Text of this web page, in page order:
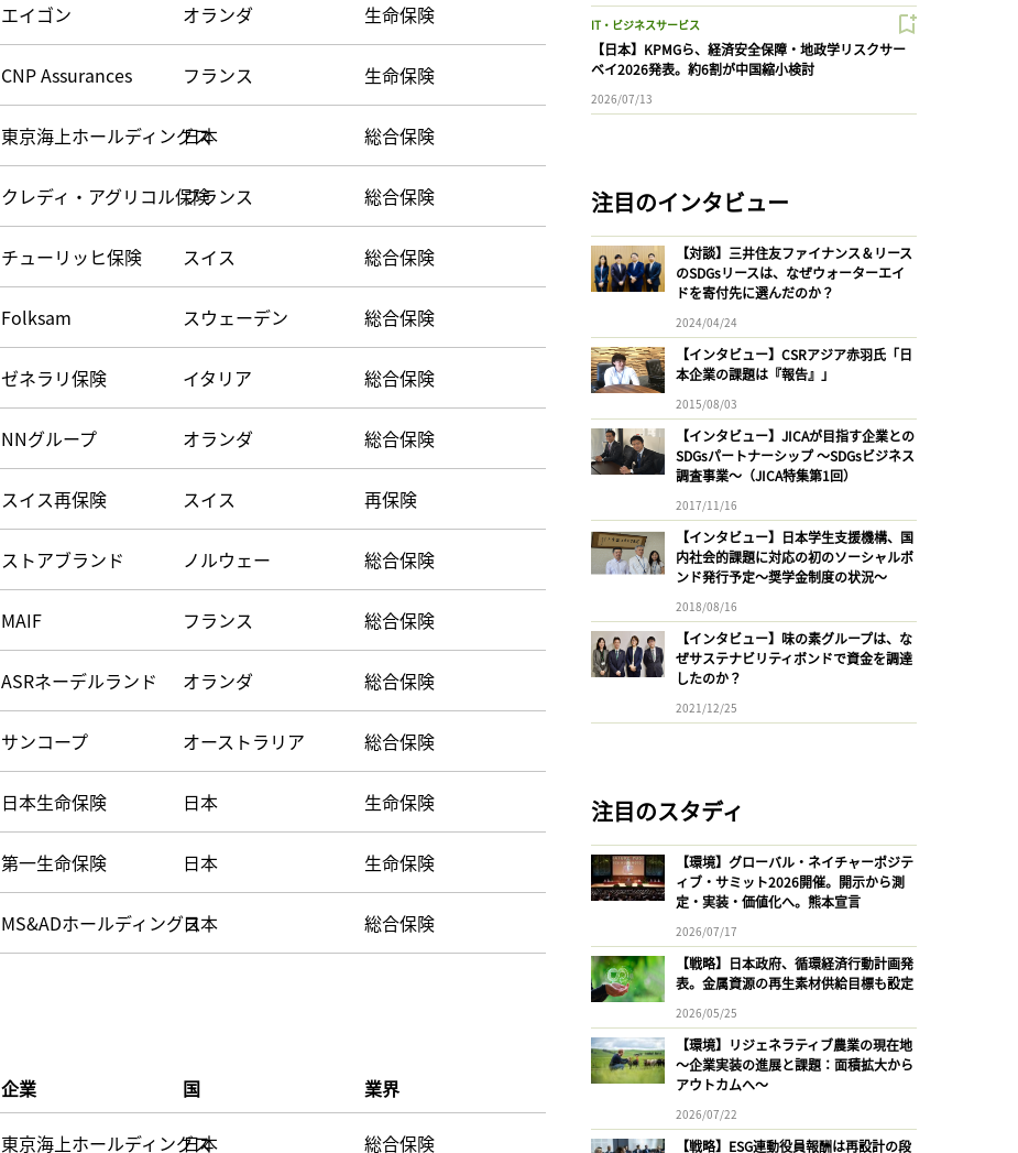
エイゴン オランダ 生命保険
CNP Assurances フランス 生命保険
東京海上ホールディングス
日本 総合保険
クレディ・アグリコル保険フランス 総合保険
チューリッヒ保険 スイス 総合保険
Folksam スウェーデン 総合保険
ゼネラリ保険 イタリア 総合保険
NNグループ オランダ 総合保険
スイス再保険 スイス 再保険
ストアブランド ノルウェー 総合保険
MAIF フランス 総合保険
ASRネーデルランド オランダ 総合保険
サンコープ オーストラリア 総合保険
日本生命保険 日本 生命保険
第一生命保険 日本 生命保険
MS&ADホールディングス日本 総合保険
企業 国 業界
東京海上ホールディングス
日本 総合保険
IT・ビジネスサービス
【日本】KPMGら、経済安全保障・地政学リスクサー
ベイ2026発表。約6割が中国縮小検討
2026/07/13
注目のインタビュー
【対談】三井住友ファイナンス＆リース
のSDGsリースは、なぜウォーターエイ
ドを寄付先に選んだのか？
2024/04/24
【インタビュー】CSRアジア赤羽氏「日
本企業の課題は『報告』」
2015/08/03
【インタビュー】JICAが目指す企業との
SDGsパートナーシップ 〜SDGsビジネス
調査事業〜（JICA特集第1回）
2017/11/16
【インタビュー】日本学生支援機構、国
内社会的課題に対応の初のソーシャルボ
ンド発行予定〜奨学金制度の状況〜
2018/08/16
【インタビュー】味の素グループは、な
ぜサステナビリティボンドで資金を調達
したのか？
2021/12/25
注目のスタディ
【環境】グローバル・ネイチャーポジテ
ィブ・サミット2026開催。開示から測
定・実装・価値化へ。熊本宣言
2026/07/17
【戦略】日本政府、循環経済行動計画発
表。金属資源の再生素材供給目標も設定
2026/05/25
【環境】リジェネラティブ農業の現在地
〜企業実装の進展と課題：面積拡大から
アウトカムへ〜
2026/07/22
【戦略】ESG連動役員報酬は再設計の段
記事をお気に入りに保存するには
ログイン 会員登録